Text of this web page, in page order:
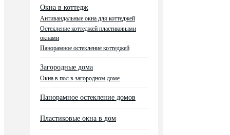
Окна в коттедж
Антивандальные окна для коттеджей
Остекление коттеджей пластиковыми
окнами
Панорамное остекление коттеджей
Загородные дома
Окна в пол в загородном доме
Панорамное остекление домов
Пластиковые окна в дом